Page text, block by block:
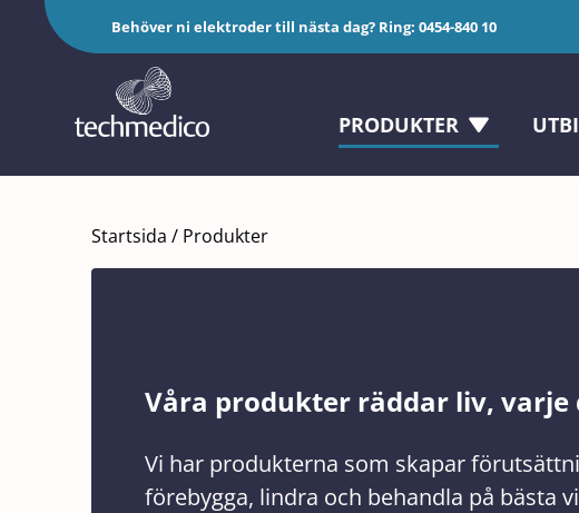
Fortsätt
Behöver ni elektroder till nästa dag? Ring:0454-840 10
PRODUKTER
Startsida / Produkter
Våra produkter räddar liv, varje
Vi har produkterna som skapar
förebygga, lindra och behandla på bästa